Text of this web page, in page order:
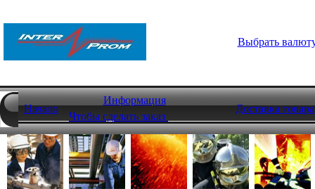
Выбрать
Начало
Информация
Чтобы сделать заказ
Доставка товара